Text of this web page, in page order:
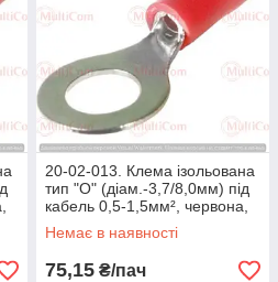
20-02-013. Клема ізольована
тип "О" (діам.-3,7/8,0мм) під
кабель 0,5-1,5мм², червона,
100 шт/пачка
Немає в наявності
75,15 ₴/пач